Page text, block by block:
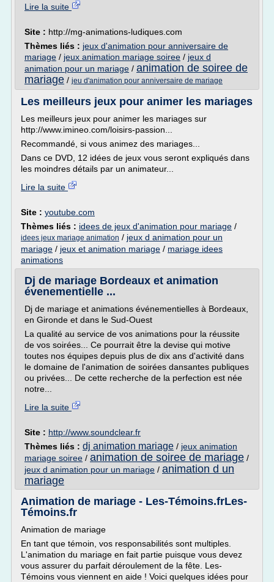
Lire la suite
Site : http://mg-animations-ludiques.com
Thèmes liés : jeux d'animation pour anniversaire de
mariage / jeux animation mariage soiree / jeux d
animation pour un mariage / animation de soiree de
mariage / jeu d'animation pour anniversaire de mariage
Les meilleurs jeux pour animer les mariages
Les meilleurs jeux pour animer les mariages sur
http://www.imineo.com/loisirs-passion...
Recommandé, si vous animez des mariages...
Dans ce DVD, 12 idées de jeux vous seront expliqués dans
les moindres détails par un animateur...
Lire la suite
Site : youtube.com
Thèmes liés : idees de jeux d'animation pour mariage /
idees jeux mariage animation / jeux d animation pour un
mariage / jeux et animation mariage / mariage idees
animations
Dj de mariage Bordeaux et animation
évenementielle ...
Dj de mariage et animations événementielles à Bordeaux,
en Gironde et dans le Sud-Ouest
La qualité au service de vos animations pour la réussite
de vos soirées... Ce pourrait être la devise qui motive
toutes nos équipes depuis plus de dix ans d'activité dans
le domaine de l'animation de soirées dansantes publiques
ou privées... De cette recherche de la perfection est née
notre...
Lire la suite
Site : http://www.soundclear.fr
Thèmes liés : dj animation mariage / jeux animation
mariage soiree / animation de soiree de mariage /
jeux d animation pour un mariage / animation d un
mariage
Animation de mariage - Les-Témoins.frLes-
Témoins.fr
Animation de mariage
En tant que témoin, vos responsabilités sont multiples.
L'animation du mariage en fait partie puisque vous devez
vous assurer du parfait déroulement de la fête. Les-
Témoins vous viennent en aide ! Voici quelques idées pour